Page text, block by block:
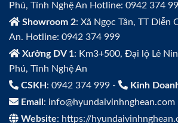
Phú, Tỉnh Nghệ An Hotline: 0942 374
Showroom 2: Xã Ngọc Tân, TT Diễn
An. Hotline: 0942 374 999
Xưởng DV 1: Km3+500, Đại lộ Lê
Phú, Tỉnh Nghệ An
CSKH : 0942 374 999 - Kinh
Email : info@hyundaivinhnghean.com
Website: https://